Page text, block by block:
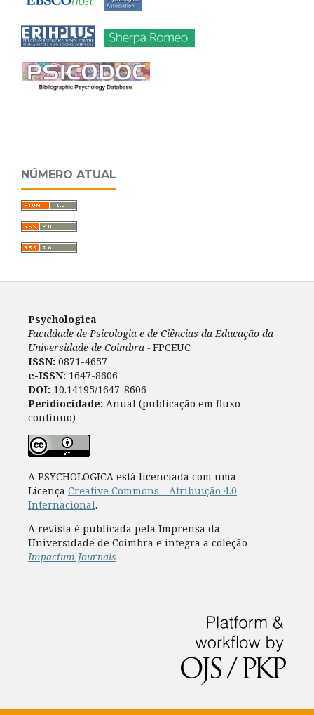
NÚMERO ATUAL
Psychologica
Faculdade de Psicologia e de Ciências da Educação da
Universidade de Coimbra - FPCEUC
ISSN: 0871-4657
e-ISSN: 1647-8606
DOI: 10.14195/1647-8606
Peridiocidade: Anual (publicação em fluxo
contínuo)
A PSYCHOLOGICA está licenciada com uma
Licença Creative Commons - Atribuição 4.0
Internacional.
A revista é publicada pela Imprensa da
Universidade de Coimbra e integra a coleção
Impactum Journals